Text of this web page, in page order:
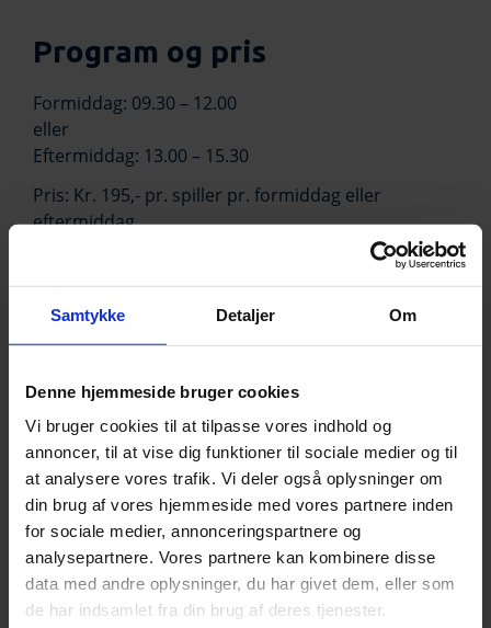
Samtykke Detaljer Om
Denne hjemmeside bruger cookies
Vi bruger cookies til at tilpasse vores indhold og
annoncer, til at vise dig funktioner til sociale medier og til
at analysere vores trafik. Vi deler også oplysninger om
din brug af vores hjemmeside med vores partnere inden
for sociale medier, annonceringspartnere og
analysepartnere. Vores partnere kan kombinere disse
data med andre oplysninger, du har givet dem, eller som
de har indsamlet fra din brug af deres tjenester.
Program og pris
Formiddag: 09.30 – 12.00
eller
Eftermiddag: 13.00 – 15.30
Pris: Kr. 195,- pr. spiller pr. formiddag eller
eftermiddag
Tilmelding
Ved spørgsmål er du meget velkommen til at ringe
Kommende HMI GOAL
STATION DAYS
Lørdag den 20. marts 2021 – formiddag og
eftermiddag